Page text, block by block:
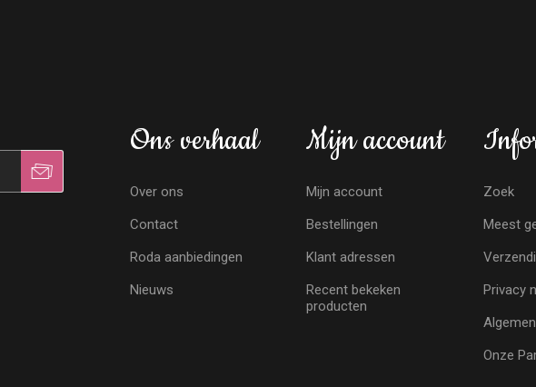
Ons verhaal
Over ons
Contact
Roda aanbiedingen
Nieuws
Mijn account
Mijn account
Bestellingen
Klant adressen
Recent bekeken
producten
Zoek
Meest
Privacy
Onze